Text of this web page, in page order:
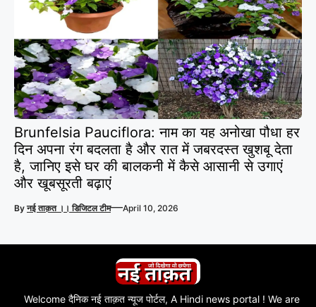
Brunfelsia Pauciflora: नाम का यह अनोखा पौधा हर
दिन अपना रंग बदलता है और रात में जबरदस्त खुशबू देता
है, जानिए इसे घर की बालकनी में कैसे आसानी से उगाएं
और खूबसूरती बढ़ाएं
Byनई ताक़त ।। डिजिटल टीम—April 10, 2026
Welcome दैनिक नई ताक़त न्यूज पोर्टल, A Hindi news portal ! We are